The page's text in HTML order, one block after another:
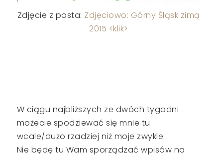
Zdjęcie z posta: Zdjęciowo: Górny Śląsk zimą
2015 <klik>
W ciągu najbliższych ze dwóch tygodni
możecie spodziewać się mnie tu
wcale/dużo rzadziej niż moje zwykle.
Nie będę tu Wam sporządzać wpisów na